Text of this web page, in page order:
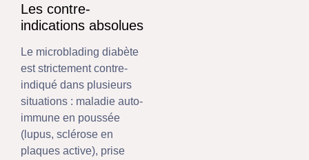
Les contre-
indications absolues
Le microblading diabète
est strictement contre-
indiqué dans plusieurs
situations : maladie auto-
immune en poussée
(lupus, sclérose en
plaques active), prise